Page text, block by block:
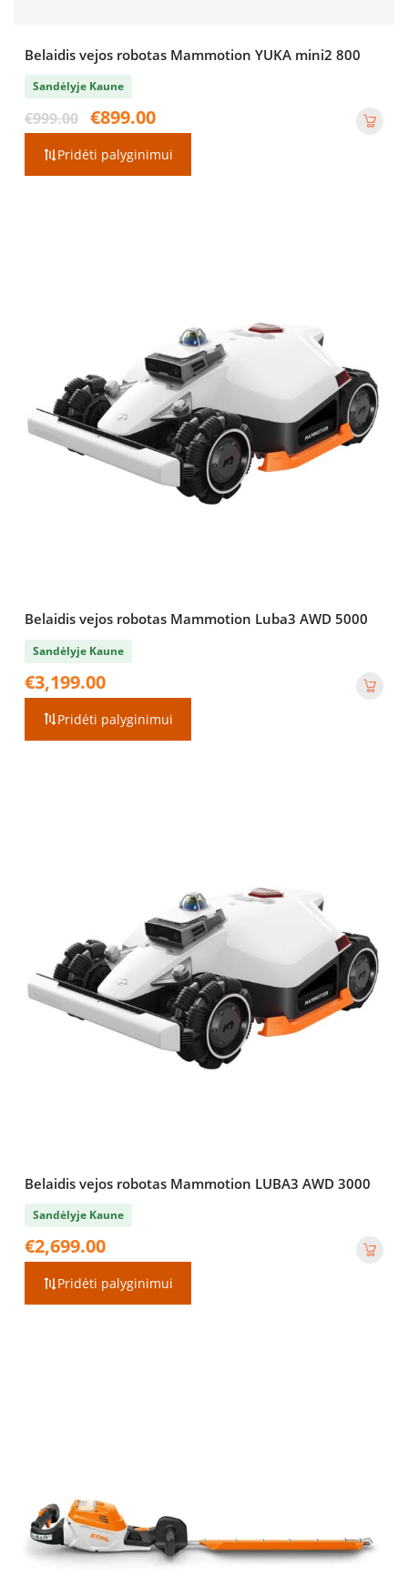
Belaidis vejos robotas Mammotion YUKA mini2 800
Sandėlyje Kaune
€999.00
Original
price
was:
€999.00.
€899.00
€899.00.
Pridėti palyginimui
Belaidis vejos robotas Mammotion Luba3 AWD 5000
Sandėlyje Kaune
€3,199.00
Pridėti palyginimui
Belaidis vejos robotas Mammotion LUBA3 AWD 3000
Sandėlyje Kaune
€2,699.00
Pridėti palyginimui